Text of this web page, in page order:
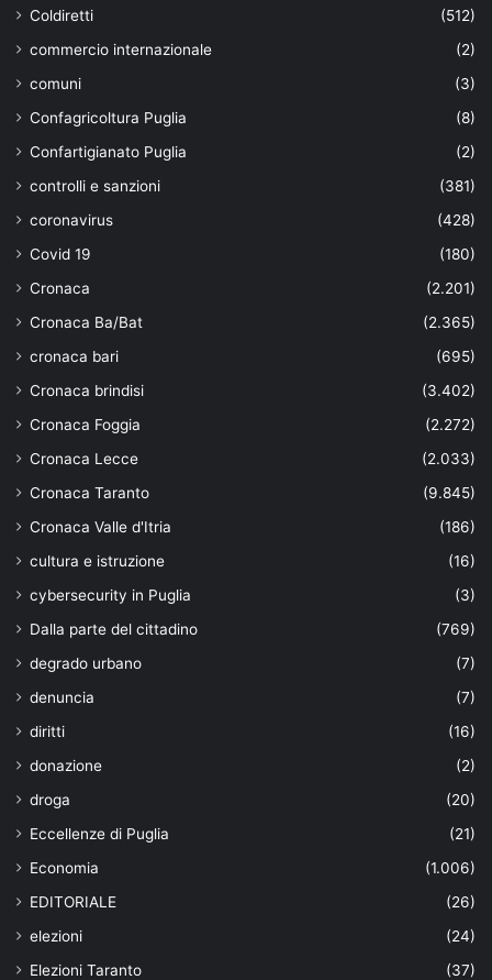
Coldiretti
(512)
commercio internazionale
(2)
comuni
(3)
Confagricoltura Puglia
(8)
Confartigianato Puglia
(2)
controlli e sanzioni
(381)
coronavirus
(428)
Covid 19
(180)
Cronaca
(2.201)
Cronaca Ba/Bat
(2.365)
cronaca bari
(695)
Cronaca brindisi
(3.402)
Cronaca Foggia
(2.272)
Cronaca Lecce
(2.033)
Cronaca Taranto
(9.845)
Cronaca Valle d'Itria
(186)
cultura e istruzione
(16)
cybersecurity in Puglia
(3)
Dalla parte del cittadino
(769)
degrado urbano
(7)
denuncia
(7)
diritti
(16)
donazione
(2)
droga
(20)
Eccellenze di Puglia
(21)
Economia
(1.006)
EDITORIALE
(26)
elezioni
(24)
Elezioni Taranto
(37)